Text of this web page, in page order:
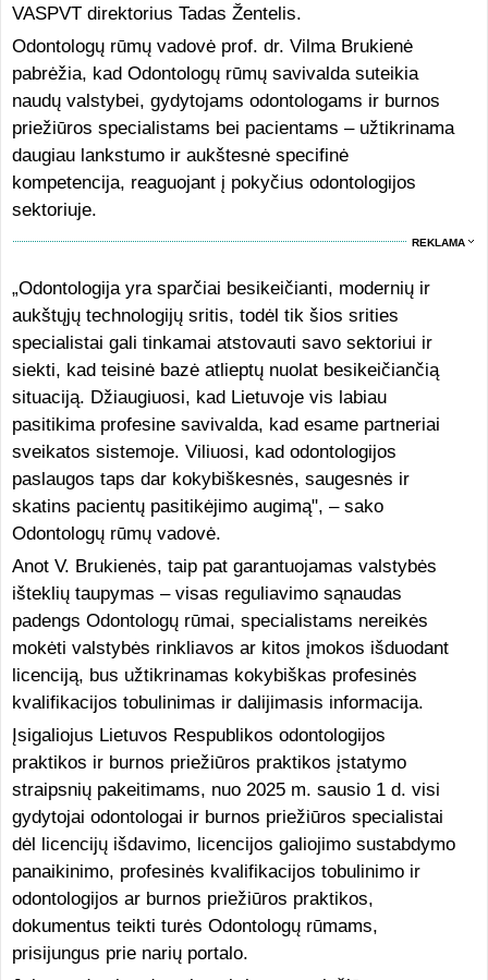
VASPVT direktorius Tadas Žentelis.
Odontologų rūmų vadovė prof. dr. Vilma Brukienė
pabrėžia, kad Odontologų rūmų savivalda suteikia
naudų valstybei, gydytojams odontologams ir burnos
priežiūros specialistams bei pacientams – užtikrinama
daugiau lankstumo ir aukštesnė specifinė
kompetencija, reaguojant į pokyčius odontologijos
sektoriuje.
REKLAMA
„Odontologija yra sparčiai besikeičianti, modernių ir
aukštųjų technologijų sritis, todėl tik šios srities
specialistai gali tinkamai atstovauti savo sektoriui ir
siekti, kad teisinė bazė atlieptų nuolat besikeičiančią
situaciją. Džiaugiuosi, kad Lietuvoje vis labiau
pasitikima profesine savivalda, kad esame partneriai
sveikatos sistemoje. Viliuosi, kad odontologijos
paslaugos taps dar kokybiškesnės, saugesnės ir
skatins pacientų pasitikėjimo augimą", – sako
Odontologų rūmų vadovė.
Anot V. Brukienės, taip pat garantuojamas valstybės
išteklių taupymas – visas reguliavimo sąnaudas
padengs Odontologų rūmai, specialistams nereikės
mokėti valstybės rinkliavos ar kitos įmokos išduodant
licenciją, bus užtikrinamas kokybiškas profesinės
kvalifikacijos tobulinimas ir dalijimasis informacija.
Įsigaliojus Lietuvos Respublikos odontologijos
praktikos ir burnos priežiūros praktikos įstatymo
straipsnių pakeitimams, nuo 2025 m. sausio 1 d. visi
gydytojai odontologai ir burnos priežiūros specialistai
dėl licencijų išdavimo, licencijos galiojimo sustabdymo
panaikinimo, profesinės kvalifikacijos tobulinimo ir
odontologijos ar burnos priežiūros praktikos,
dokumentus teikti turės Odontologų rūmams,
prisijungus prie narių portalo.